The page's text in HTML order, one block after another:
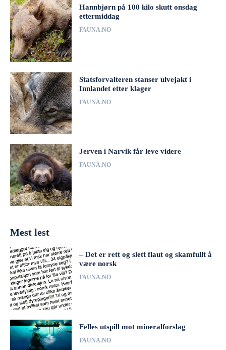
Hannbjørn på 100 kilo skutt onsdag
ettermiddag
FAUNA.NO
Statsforvalteren stanser ulvejakt i
Innlandet etter klager
FAUNA.NO
Jerven i Narvik får leve videre
FAUNA.NO
Mest lest
– Det er rett og slett flaut og skamfullt å
være norsk
FAUNA.NO
Felles utspill mot mineralforslag
FAUNA.NO